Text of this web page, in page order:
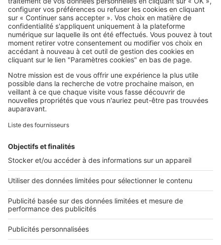
SeLoger c'est aussi
Retrouvez-nous sur ...
L'ENTREPRISE
Nous contacter
Nous recrutons
NOS APPLICATIONS